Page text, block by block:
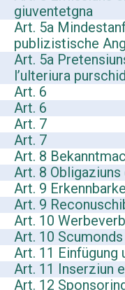
giuventetgna
Art. 5a
publizistische
Art. 5a
l’ulteriura
Art. 6
Art. 6
Art. 7
Art. 7
Art. 8
Art. 8
Art. 9
Art. 9
Art. 10
Art. 10
Art. 11 Einfügung
Art. 11 Inserziun
Art. 12